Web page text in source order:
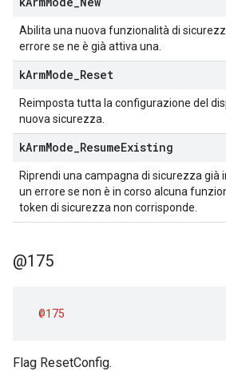
Abilita una nuova funzionalità di
errore se ne è già attiva una.
kArmMode Reset
Reimposta tutta la configurazione del
nuova sicurezza.
kArmMode ResumeExisting
Riprendi una campagna di sicurezza già
un errore se non è in corso alcuna
token di sicurezza non corrisponde.
@175
@175
Flag ResetConfig.